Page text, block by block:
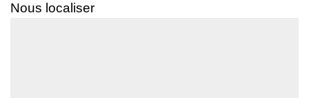
Nous localiser